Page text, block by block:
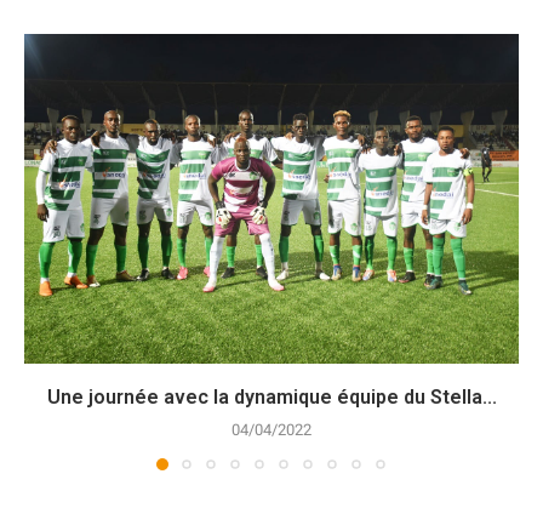
Une journée avec la dynamique équipe du Stella...
04/04/2022